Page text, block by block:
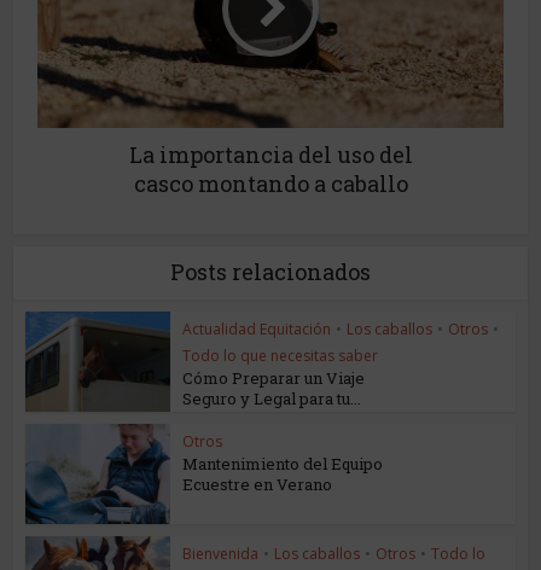
La importancia del uso del
casco montando a caballo
Posts relacionados
Actualidad Equitación • Los caballos • Otros •
Todo lo que necesitas saber
Cómo Preparar un Viaje
Seguro y Legal para tu...
Otros
Mantenimiento del Equipo
Ecuestre en Verano
Bienvenida • Los caballos • Otros • Todo lo